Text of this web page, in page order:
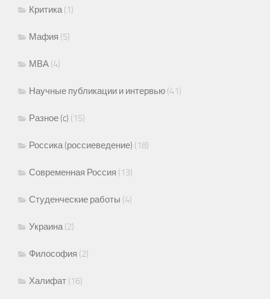
Критика(1)
Мафия (5)
МВА (4)
Научные публикации и интервью (41)
Разное (c) (15)
Россика (россиеведение) (18)
Современная Россия (13)
Студенческие работы (4)
Украина(2)
Философия (2)
Халифат (16)